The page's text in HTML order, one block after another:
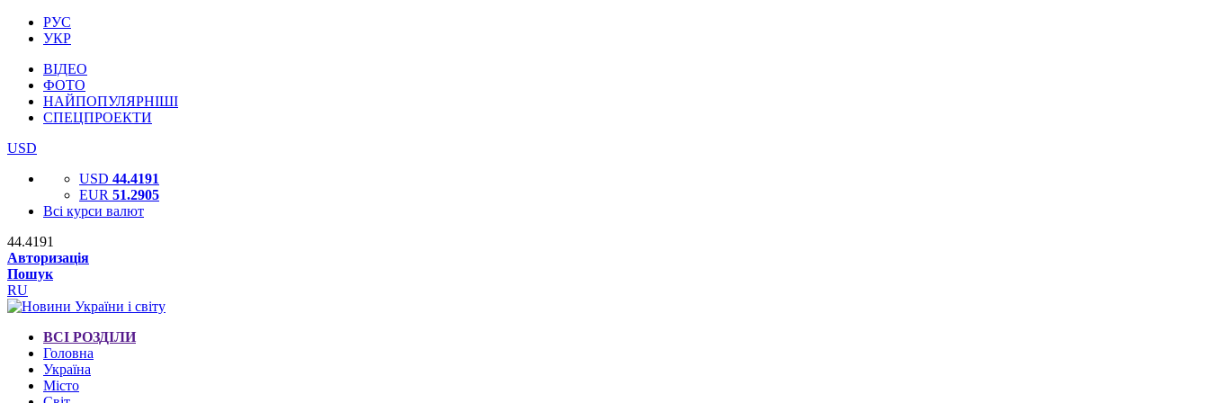
РУС
УКР
ВІДЕО
ФОТО
НАЙПОПУЛЯРНІШІ
СПЕЦПРОЕКТИ
USD
USD 44.4191
EUR 51.2905
Всі курси валют
44.4191
Авторизація
Пошук
RU
ВСІ РОЗДІЛИ
Головна
Україна
Місто